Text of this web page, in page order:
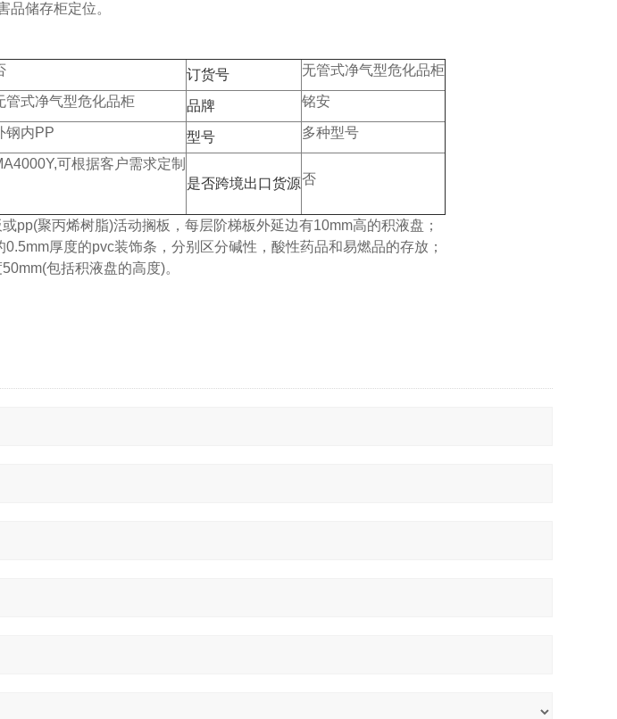
品储存柜定位。
订货号 无管式净气型危化品柜
管式净气型危化品柜 品牌 铭安
钢内PP 型号 多种型号
可根据客户需求定制
是否跨境出口货源否
pp(聚丙烯树脂)活动搁板，每层阶梯板外延边有10mm高的积液盘；
厚度的pvc装饰条，分别区分碱性，酸性药品和易燃品的存放；
包括积液盘的高度)。